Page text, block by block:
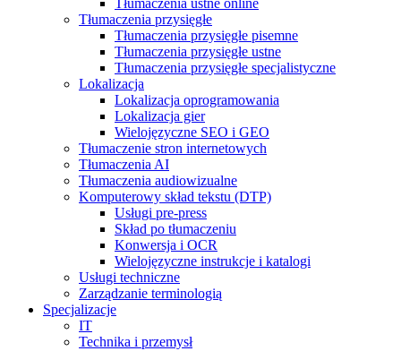
Tłumaczenia ustne online
Tłumaczenia przysięgłe
Tłumaczenia przysięgłe pisemne
Tłumaczenia przysięgłe ustne
Tłumaczenia przysięgłe specjalistyczne
Lokalizacja
Lokalizacja oprogramowania
Lokalizacja gier
Wielojęzyczne SEO i GEO
Tłumaczenie stron internetowych
Tłumaczenia AI
Tłumaczenia audiowizualne
Komputerowy skład tekstu (DTP)
Usługi pre-press
Skład po tłumaczeniu
Konwersja i OCR
Wielojęzyczne instrukcje i katalogi
Usługi techniczne
Zarządzanie terminologią
Specjalizacje
IT
Technika i przemysł